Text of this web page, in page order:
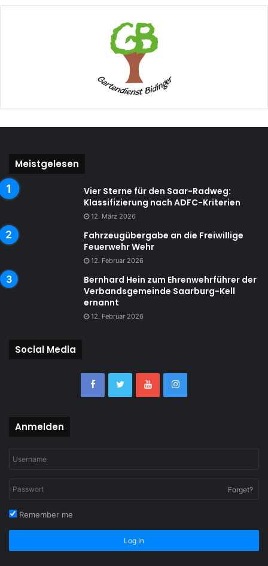
Meistgelesen
Vier Sterne für den Saar-Radweg:
Klassifizierung nach ADFC-Kriterien
12. März 2026
Fahrzeugübergabe an die Freiwillige
Feuerwehr Wehr
12. Februar 2026
Bernhard Hein zum Ehrenwehrführer der
Verbandsgemeinde Saarburg-Kell
ernannt
12. Februar 2026
Social Media
Anmelden
Forget?
Remember me
Log In